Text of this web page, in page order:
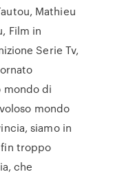
Mathieu
Film in
Serie Tv,
mondo di
mondo
siamo in
fin troppo
che